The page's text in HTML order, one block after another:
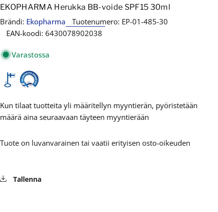
EKOPHARMA Herukka BB-voide SPF15 30ml
Brändi: Ekopharma Tuotenumero: EP-01-485-30
EAN-koodi: 6430078902038
Varastossa
Kun tilaat tuotteita yli määritellyn myyntierän, pyöristetään
määrä aina seuraavaan täyteen myyntierään
Tuote on luvanvarainen tai vaatii erityisen osto-oikeuden
Tallenna